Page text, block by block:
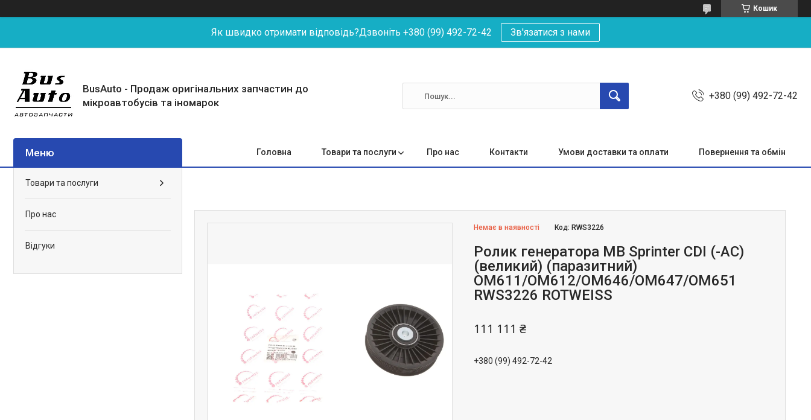
Кошик
Як швидко отримати відповідь?Дзвоніть +380 (99) 492-72-42 Зв'язатися з нами
BusAuto - Продаж оригінальних запчастин до
мікроавтобусів та іномарок
+380 (99) 492-72-42
Головна Товари та послуги Про нас Контакти Умови доставки та оплати Повернення та обмін
Немає в наявності Код: RWS3226
Ролик генератора MB Sprinter CDI (-AC)
(великий) (паразитний)
OM611/OM612/OM646/OM647/OM651
RWS3226 ROTWEISS
111 111 ₴
+380 (99) 492-72-42
Товари та послуги
Про нас
Відгуки